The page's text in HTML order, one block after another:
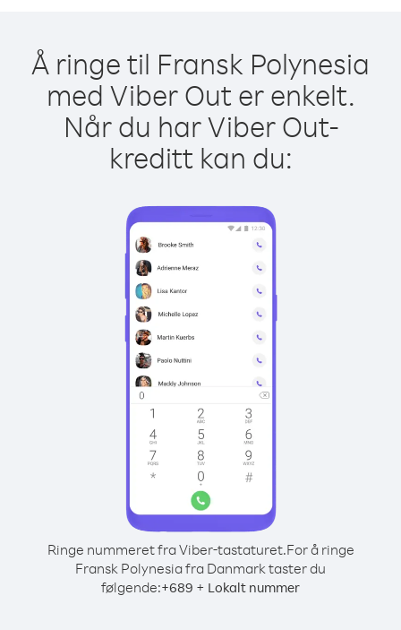
Å ringe til Fransk Polynesia
med Viber Out er enkelt.
Når du har Viber Out-
kreditt kan du:
Ringe nummeret fra Viber-tastaturet.For å ringe
Fransk Polynesia fra Danmark taster du
følgende:+689 + Lokalt nummer